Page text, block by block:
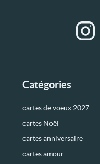
Catégories
cartes de voeux 2027
cartes Noël
cartes anniversaire
cartes amour